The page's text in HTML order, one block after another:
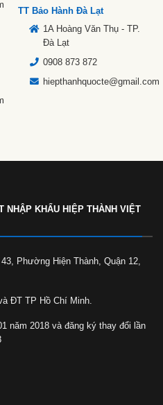
TT Bảo Hành Đà Lạt
1A Hoàng Văn Thụ - TP.
Đà Lạt
0908 873 872
hiepthanhquocte@gmail.com
NHẬP KHẨU HIỆP THÀNH VIỆT
Phường Hiện Thành, Quận 12,
ĐT TP Hồ Chí Minh.
năm 2018 và đăng ký thay đổi lần